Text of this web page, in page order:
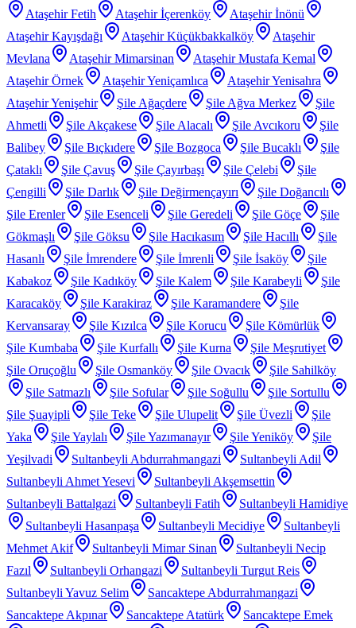
Ataşehir Fetih
Ataşehir İçerenköy
Ataşehir İnönü
Ataşehir Kayışdağı
Ataşehir Küçükbakkalköy
Ataşehir
Mevlana
Ataşehir Mimarsinan
Ataşehir Mustafa Kemal
Ataşehir Örnek
Ataşehir Yeniçamlıca
Ataşehir Yenisahra
Ataşehir Yenişehir
Şile Ağaçdere Şile Ağva Merkez
Şile
Ahmetli
Şile Akçakese Şile Alacalı Şile Avcıkoru
Şile
Balibey
Şile Bıçkıdere Şile Bozgoca Şile Bucaklı
Şile
Çataklı
Şile Çavuş Şile Çayırbaşı Şile Çelebi
Şile
Çengilli
Şile Darlık Şile Değirmençayırı
Şile Doğancılı
Şile Erenler
Şile Esenceli Şile Geredeli Şile Göçe
Şile
Gökmaşlı
Şile Göksu Şile Hacıkasım Şile Hacıllı
Şile
Hasanlı
Şile İmrendere Şile İmrenli Şile İsaköy
Şile
Kabakoz
Şile Kadıköy Şile Kalem Şile Karabeyli
Şile
Karacaköy
Şile Karakiraz Şile Karamandere
Şile
Kervansaray
Şile Kızılca Şile Korucu
Şile Kömürlük
Şile Kumbaba
Şile Kurfallı Şile Kurna
Şile Meşrutiyet
Şile Oruçoğlu
Şile Osmanköy Şile Ovacık
Şile Sahilköy
Şile Satmazlı
Şile Sofular Şile Soğullu
Şile Sortullu
Şile Şuayipli
Şile Teke Şile Ulupelit Şile Üvezli
Şile
Yaka
Şile Yaylalı Şile Yazımanayır Şile Yeniköy
Şile
Yeşilvadi
Sultanbeyli Abdurrahmangazi
Sultanbeyli Adil
Sultanbeyli Ahmet Yesevi
Sultanbeyli Akşemsettin
Sultanbeyli Battalgazi
Sultanbeyli Fatih
Sultanbeyli Hamidiye
Sultanbeyli Hasanpaşa
Sultanbeyli Mecidiye
Sultanbeyli
Mehmet Akif
Sultanbeyli Mimar Sinan
Sultanbeyli Necip
Fazıl
Sultanbeyli Orhangazi
Sultanbeyli Turgut Reis
Sultanbeyli Yavuz Selim
Sancaktepe Abdurrahmangazi
Sancaktepe Akpınar
Sancaktepe Atatürk
Sancaktepe Emek